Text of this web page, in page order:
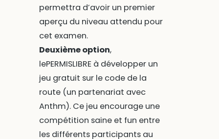
permettra d’avoir un premier
aperçu du niveau attendu pour
cet examen.
Deuxième option,
lePERMISLIBRE à développer un
jeu gratuit sur le code de la
route (un partenariat avec
Anthm). Ce jeu encourage une
compétition saine et fun entre
les différents participants au